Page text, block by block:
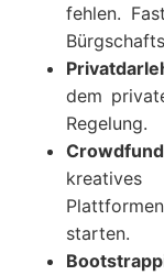
fehlen.
dem
Regelung.
starten.